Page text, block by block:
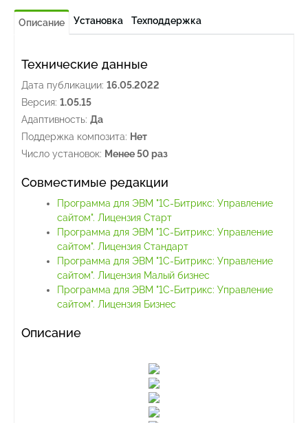
Описание Установка Техподдержка
Технические данные
Дата публикации: 16.05.2022
Версия: 1.05.15
Адаптивность: Да
Поддержка композита: Нет
Число установок: Менее 50 раз
Совместимые редакции
Программа для ЭВМ "1С-Битрикс: Управление
сайтом". Лицензия Старт
Программа для ЭВМ "1С-Битрикс: Управление
сайтом". Лицензия Стандарт
Программа для ЭВМ "1С-Битрикс: Управление
сайтом". Лицензия Малый бизнес
Программа для ЭВМ "1С-Битрикс: Управление
сайтом". Лицензия Бизнес
Описание